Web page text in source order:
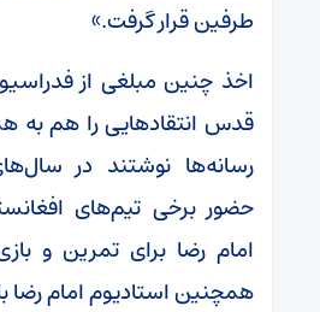
طرفین قرار گرفت.»
اخذ چنین مبلغی از
قدس انتقاد‌هایی را هم به
رسانه‌ها نوشتند در
حضور برخی تیم‌های
امام رضا برای تمرین و
همچنین استادیوم امام رضا